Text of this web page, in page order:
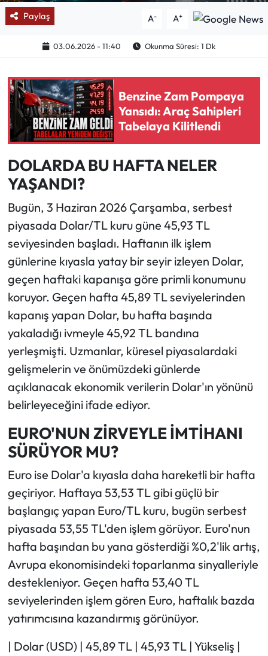
Paylaş A- A+
03.06.2026 - 11:40 Okunma Süresi: 1 Dk
Benzine Zam Pompaya
Yansıdı: Araç Sahipleri
Tabelaya Kilitlendi
DOLARDA BU HAFTA NELER
YAŞANDI?
Bugün, 3 Haziran 2026 Çarşamba, serbest
piyasada Dolar/TL kuru güne 45,93 TL
seviyesinden başladı. Haftanın ilk işlem
günlerine kıyasla yatay bir seyir izleyen Dolar,
geçen haftaki kapanışa göre primli konumunu
koruyor. Geçen hafta 45,89 TL seviyelerinden
kapanış yapan Dolar, bu hafta başında
yakaladığı ivmeyle 45,92 TL bandına
yerleşmişti. Uzmanlar, küresel piyasalardaki
gelişmelerin ve önümüzdeki günlerde
açıklanacak ekonomik verilerin Dolar'ın yönünü
belirleyeceğini ifade ediyor.
EURO'NUN ZİRVEYLE İMTİHANI
SÜRÜYOR MU?
Euro ise Dolar'a kıyasla daha hareketli bir hafta
geçiriyor. Haftaya 53,53 TL gibi güçlü bir
başlangıç yapan Euro/TL kuru, bugün serbest
piyasada 53,55 TL'den işlem görüyor. Euro'nun
hafta başından bu yana gösterdiği %0,2'lik artış,
Avrupa ekonomisindeki toparlanma sinyalleriyle
destekleniyor. Geçen hafta 53,40 TL
seviyelerinden işlem gören Euro, haftalık bazda
yatırımcısına kazandırmış görünüyor.
| Dolar (USD) | 45,89 TL | 45,93 TL | Yükseliş |
BIK
ASTROLOJİ
Mektup Galeri
Ekonomi
Sağlık
Turizm
Teknoloji